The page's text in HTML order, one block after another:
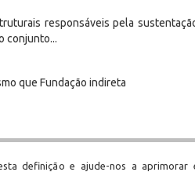
responsáveis pela
conjunto...
que Fundação indireta
definição e ajude-nos a aprimorar